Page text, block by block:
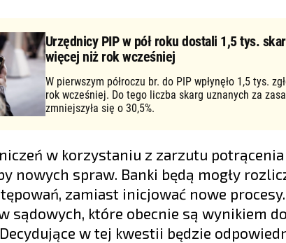
Urzędnicy PIP w pół roku dostali 1,5 tys.
więcej niż rok wcześniej
W pierwszym półroczu br. do PIP wpłynęło 1,5 tys.
rok wcześniej. Do tego liczba skarg uznanych za
zmniejszyła się o 30,5%.
w korzystaniu z zarzutu
nowych spraw. Banki będą mogły
zamiast inicjować nowe
sądowych, które obecnie są wynikiem
w tej kwestii będzie